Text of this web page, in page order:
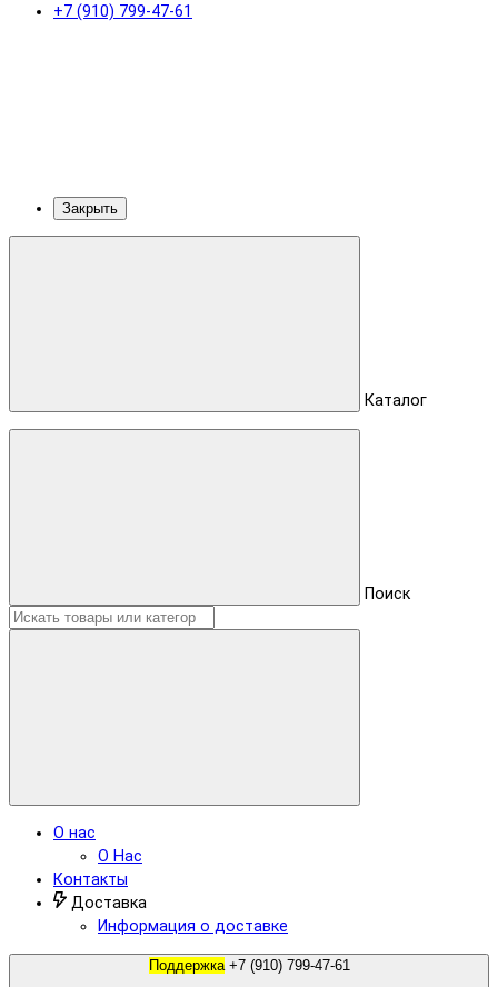
+7 (910) 799-47-61
Закрыть
Каталог
Поиск
О нас
О Нас
Контакты
Доставка
Информация о доставке
Поддержка +7 (910) 799-47-61